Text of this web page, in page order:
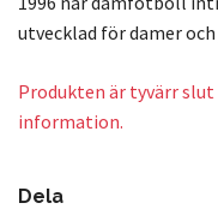
utvecklad för damer
Produkten är tyvärr
information.
Dela